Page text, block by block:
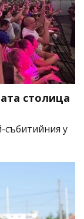
столица
събитийния у